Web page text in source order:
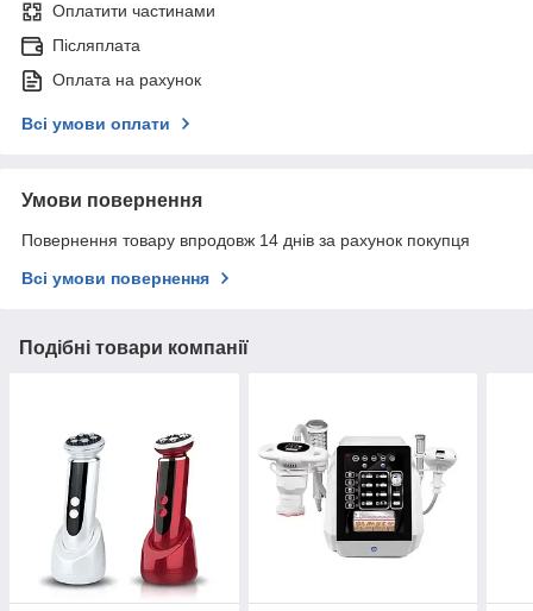
Оплатити частинами
Післяплата
Оплата на рахунок
Всі умови оплати
Умови повернення
Повернення товару впродовж 14 днів за рахунок покупця
Всі умови повернення
Подібні товари компанії